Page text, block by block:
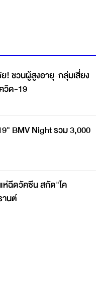
! ชวนผู้สูงอายุ-กลุ่มเสี่ยง
วิด-19
BMV Night รวม 3,000
ห่ฉีดวัคซีน สกัด"โค
านต์